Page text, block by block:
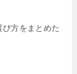
方をまとめた